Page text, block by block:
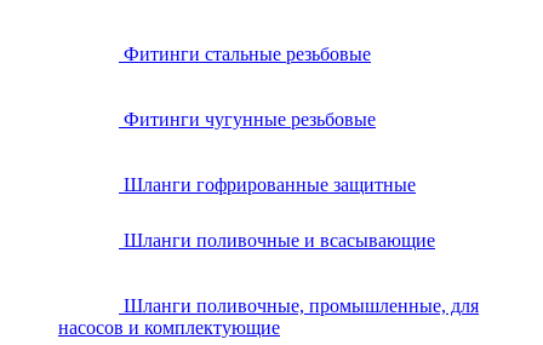
Фитинги стальные резьбовые
Фитинги чугунные резьбовые
Шланги гофрированные защитные
Шланги поливочные и всасывающие
Шланги поливочные, промышленные, для
насосов и комплектующие